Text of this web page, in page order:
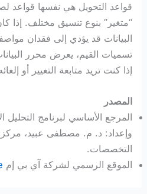
قواعد التحويل هي نفسها قواعد
“متغير” بنوع تنسيق مختلف. إذا
البيانات قد يؤدي إلى فقدان
تسميات القيم، يعرض محرر
إذا كنت تريد متابعة التغيير أو
المصدر
وإعداد: د. م. مصطفى عبيد، مركز
التخصصات.
الموقع الرسمي لشركة آي بي إم